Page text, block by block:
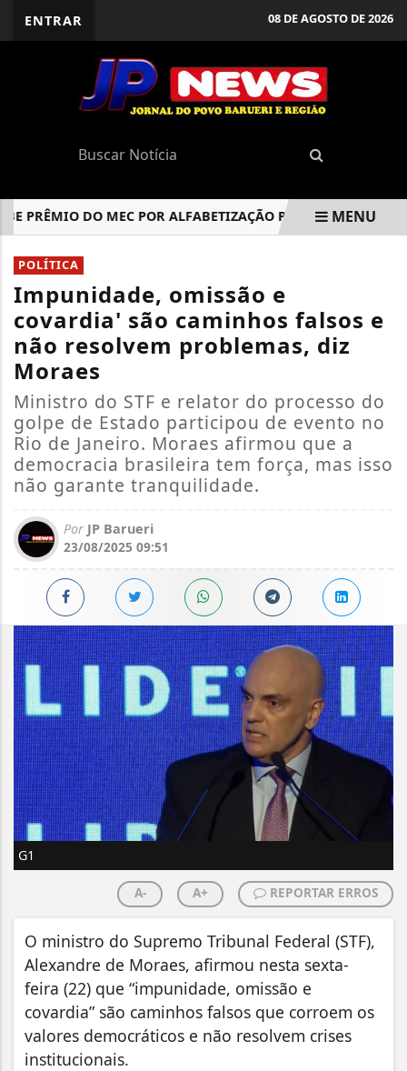
ENTRAR 08 DE AGOSTO DE 2026
DO MEC POR ALFABETIZAÇÃO PELA SEGUNDA VEZ
EM ALTA
MENU
POLÍTICA
Impunidade, omissão e
covardia' são caminhos falsos e
não resolvem problemas, diz
Moraes
Ministro do STF e relator do processo do
golpe de Estado participou de evento no
Rio de Janeiro. Moraes afirmou que a
democracia brasileira tem força, mas isso
não garante tranquilidade.
Por JP Barueri
23/08/2025 09:51
G1
A- A+ REPORTAR ERROS
O ministro do Supremo Tribunal Federal (STF),
Alexandre de Moraes, afirmou nesta sexta-
feira (22) que “impunidade, omissão e
covardia” são caminhos falsos que corroem os
valores democráticos e não resolvem crises
institucionais.